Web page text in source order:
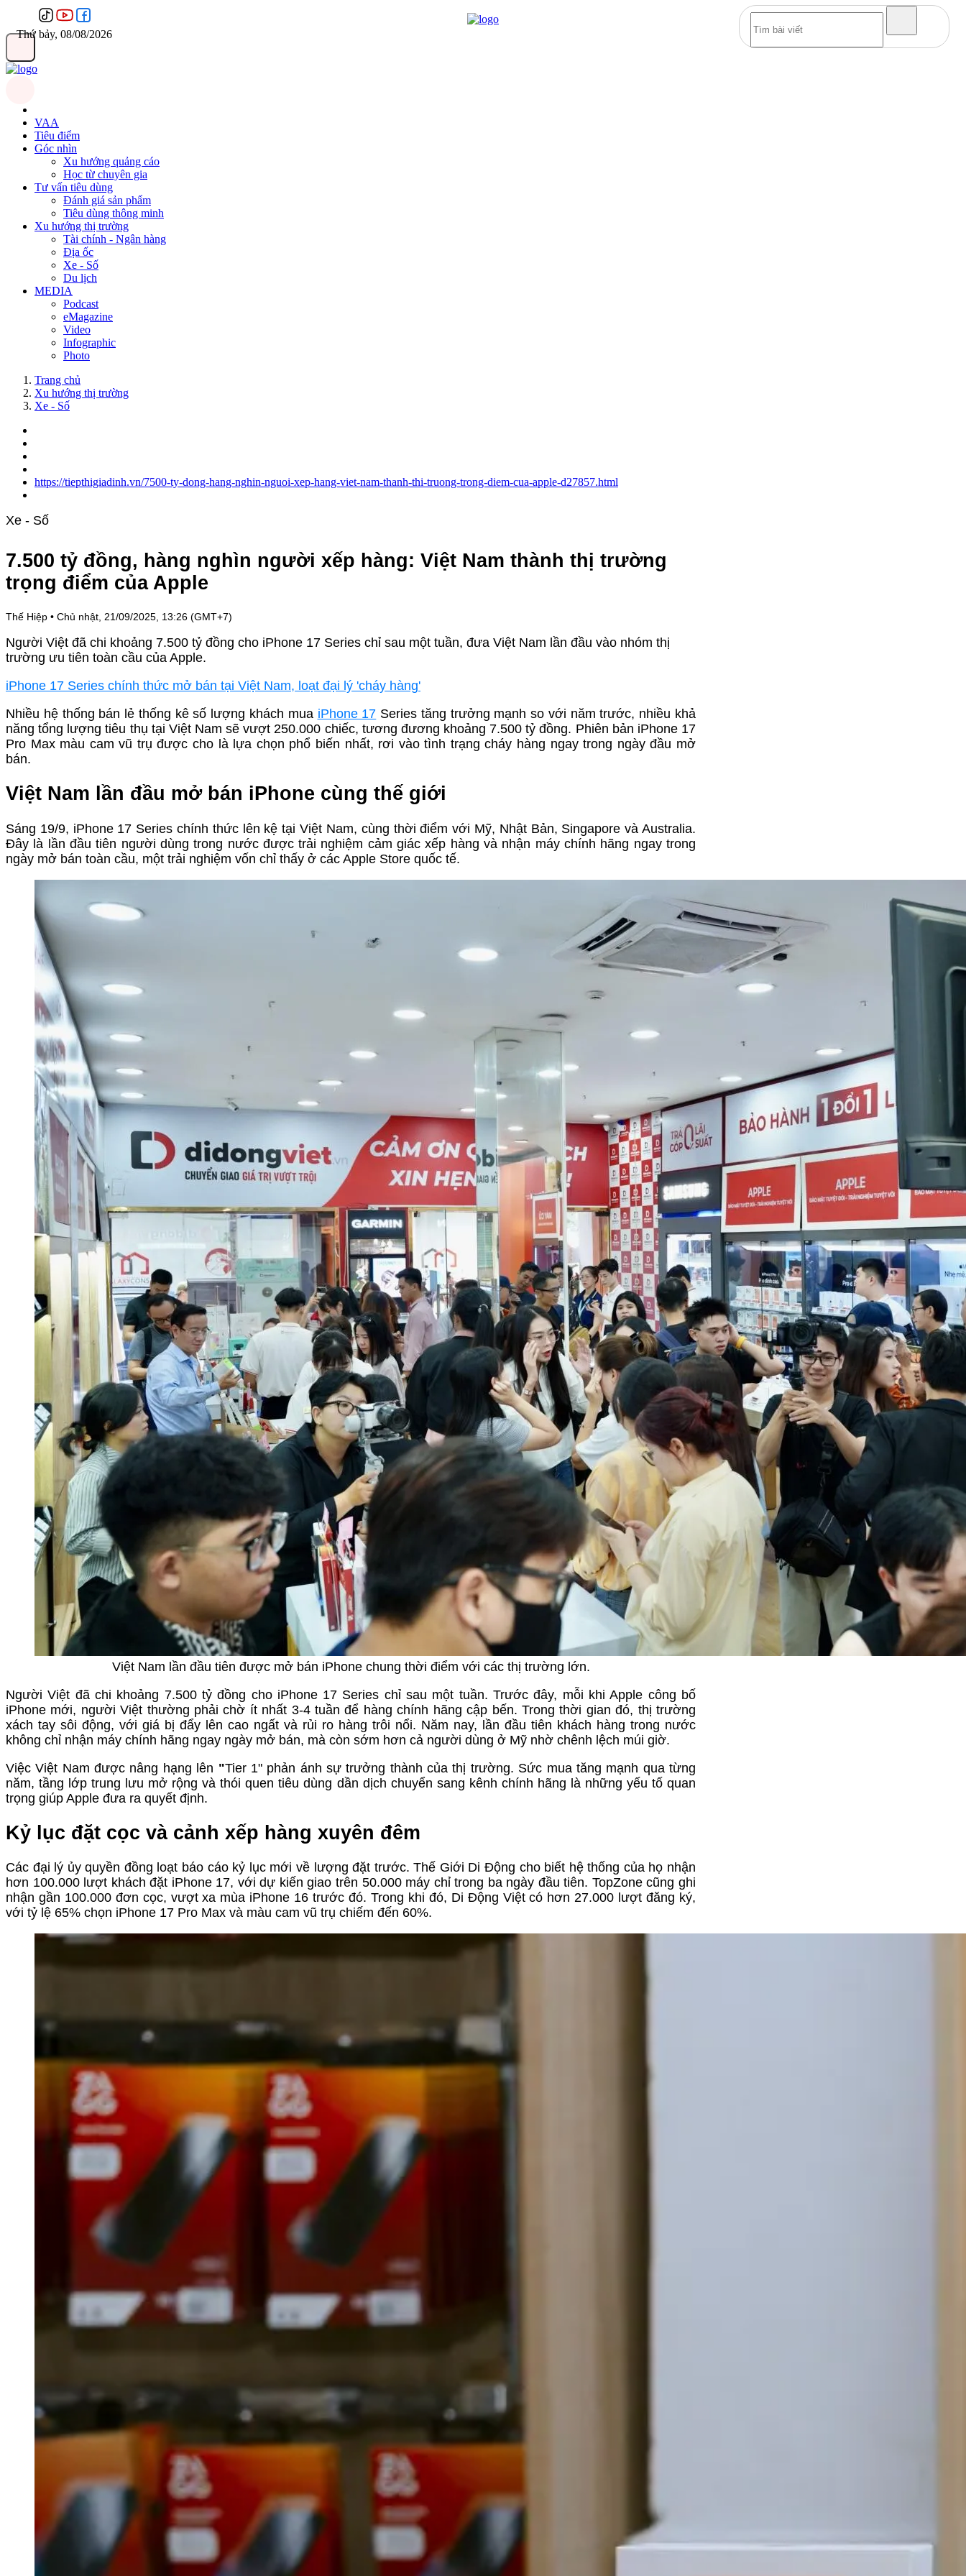
Thứ bảy, 08/08/2026
VAA
Tiêu điểm
Góc nhìn
Xu hướng quảng cáo
Học từ chuyên gia
Tư vấn tiêu dùng
Đánh giá sản phẩm
Tiêu dùng thông minh
Xu hướng thị trường
Tài chính - Ngân hàng
Địa ốc
Xe - Số
Du lịch
MEDIA
Podcast
eMagazine
Video
Infographic
Photo
Trang chủ
Xu hướng thị trường
Xe - Số
https://tiepthigiadinh.vn/7500-ty-dong-hang-nghin-nguoi-xep-hang-viet-nam-thanh-thi-truong-trong-diem-cua-apple-d27857.html
Xe - Số
7.500 tỷ đồng, hàng nghìn người xếp hàng: Việt Nam thành thị trường
trọng điểm của Apple
Thế Hiệp • Chủ nhật, 21/09/2025, 13:26 (GMT+7)
Người Việt đã chi khoảng 7.500 tỷ đồng cho iPhone 17 Series chỉ sau một tuần, đưa Việt Nam lần đầu vào nhóm thị
trường ưu tiên toàn cầu của Apple.
iPhone 17 Series chính thức mở bán tại Việt Nam, loạt đại lý 'cháy hàng'
Nhiều hệ thống bán lẻ thống kê số lượng khách mua iPhone 17 Series tăng trưởng mạnh so với năm trước, nhiều khả
năng tổng lượng tiêu thụ tại Việt Nam sẽ vượt 250.000 chiếc, tương đương khoảng 7.500 tỷ đồng. Phiên bản iPhone 17
Pro Max màu cam vũ trụ được cho là lựa chọn phổ biến nhất, rơi vào tình trạng cháy hàng ngay trong ngày đầu mở
bán.
Việt Nam lần đầu mở bán iPhone cùng thế giới
Sáng 19/9, iPhone 17 Series chính thức lên kệ tại Việt Nam, cùng thời điểm với Mỹ, Nhật Bản, Singapore và Australia.
Đây là lần đầu tiên người dùng trong nước được trải nghiệm cảm giác xếp hàng và nhận máy chính hãng ngay trong
ngày mở bán toàn cầu, một trải nghiệm vốn chỉ thấy ở các Apple Store quốc tế.
Việt Nam lần đầu tiên được mở bán iPhone chung thời điểm với các thị trường lớn.
Người Việt đã chi khoảng 7.500 tỷ đồng cho iPhone 17 Series chỉ sau một tuần. Trước đây, mỗi khi Apple công bố
iPhone mới, người Việt thường phải chờ ít nhất 3-4 tuần để hàng chính hãng cập bến. Trong thời gian đó, thị trường
xách tay sôi động, với giá bị đẩy lên cao ngất và rủi ro hàng trôi nổi. Năm nay, lần đầu tiên khách hàng trong nước
không chỉ nhận máy chính hãng ngay ngày mở bán, mà còn sớm hơn cả người dùng ở Mỹ nhờ chênh lệch múi giờ.
Việc Việt Nam được nâng hạng lên "Tier 1" phản ánh sự trưởng thành của thị trường. Sức mua tăng mạnh qua từng
năm, tầng lớp trung lưu mở rộng và thói quen tiêu dùng dần dịch chuyển sang kênh chính hãng là những yếu tố quan
trọng giúp Apple đưa ra quyết định.
Kỷ lục đặt cọc và cảnh xếp hàng xuyên đêm
Các đại lý ủy quyền đồng loạt báo cáo kỷ lục mới về lượng đặt trước. Thế Giới Di Động cho biết hệ thống của họ nhận
hơn 100.000 lượt khách đặt iPhone 17, với dự kiến giao trên 50.000 máy chỉ trong ba ngày đầu tiên. TopZone cũng ghi
nhận gần 100.000 đơn cọc, vượt xa mùa iPhone 16 trước đó. Trong khi đó, Di Động Việt có hơn 27.000 lượt đăng ký,
với tỷ lệ 65% chọn iPhone 17 Pro Max và màu cam vũ trụ chiếm đến 60%.